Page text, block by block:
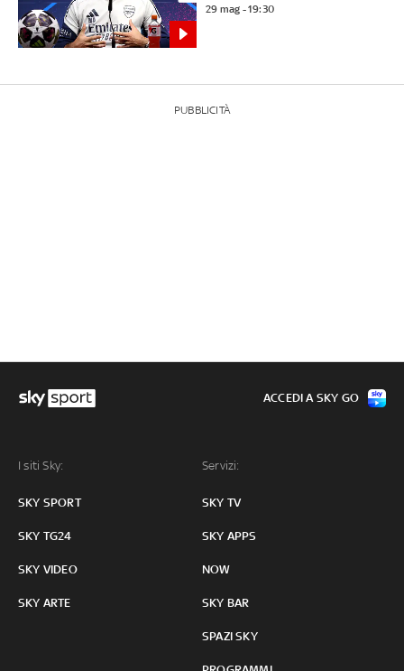
29 mag - 19:30
PUBBLICITÀ
I siti Sky:
SKY SPORT
SKY TG24
SKY VIDEO
SKY ARTE
Servizi:
SKY TV
SKY APPS
NOW
SKY BAR
SPAZI SKY
ACCEDI A SKY GO